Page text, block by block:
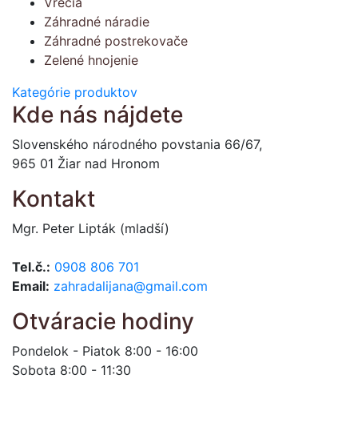
Záhradné náradie
Záhradné postrekovače
Zelené hnojenie
Kategórie produktov
Kde nás nájdete
Slovenského národného povstania 66/67,
965 01 Žiar nad Hronom
Kontakt
Mgr. Peter Lipták (mladší)
Tel.č.: 0908 806 701
Email: zahradalijana@gmail.com
Otváracie hodiny
Pondelok - Piatok 8:00 - 16:00
Sobota 8:00 - 11:30